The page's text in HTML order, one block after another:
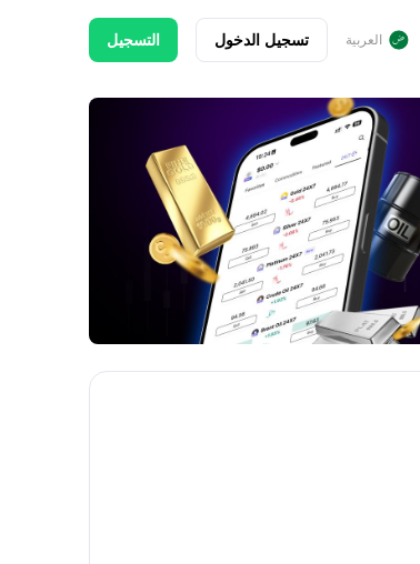
العربية تسجيل الدخول التسجيل